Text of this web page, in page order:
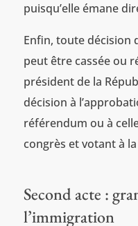
puisqu’elle émane
Enfin, toute décision
peut être cassée ou
président de la
décision à
référendum ou à
congrès et votant à
Second acte :
l’immigration